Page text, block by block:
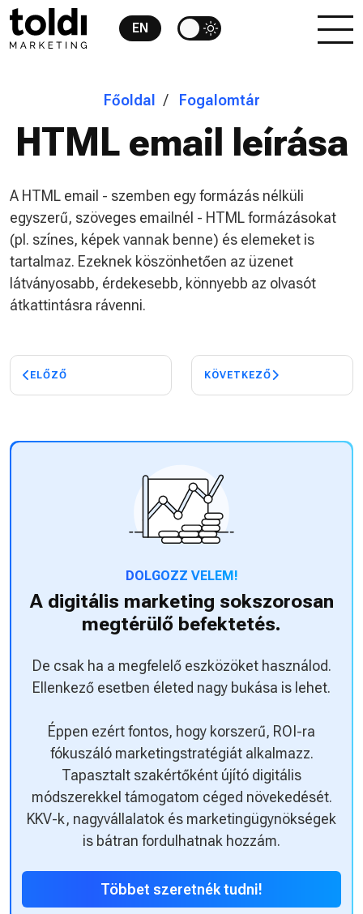
EN
Főoldal Fogalomtár
HTML email leírása
A HTML email - szemben egy formázás nélküli
egyszerű, szöveges emailnél - HTML formázásokat
(pl. színes, képek vannak benne) és elemeket is
tartalmaz. Ezeknek köszönhetően az üzenet
látványosabb, érdekesebb, könnyebb az olvasót
átkattintásra rávenni.
ELŐZŐ KÖVETKEZŐ
DOLGOZZ VELEM!
A digitális marketing sokszorosan
megtérülő befektetés.
De csak ha a megfelelő eszközöket használod.
Ellenkező esetben életed nagy bukása is lehet.
Éppen ezért fontos, hogy korszerű, ROI-ra
fókuszáló marketingstratégiát alkalmazz.
Tapasztalt szakértőként újító digitális
módszerekkel támogatom céged növekedését.
KKV-k, nagyvállalatok és marketingügynökségek
is bátran fordulhatnak hozzám.
Többet szeretnék tudni!